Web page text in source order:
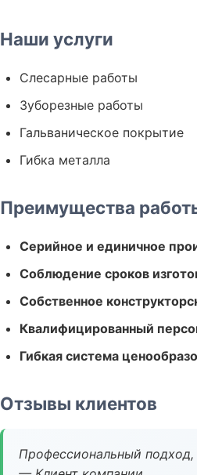
Наши услуги
Слесарные работы
Зуборезные работы
Гальваническое покрытие
Гибка металла
Преимущества
Серийное и единичное
Соблюдение сроков
Собственное
Квалифицированный
Гибкая система
Отзывы клиентов
Профессиональный